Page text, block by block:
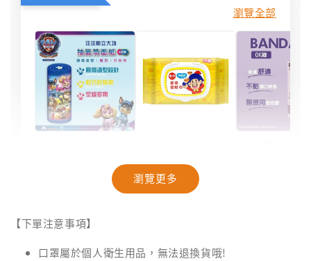
瀏覽全部
筒面紙｜40抽
NT$ 29
乖聯名款濕紙巾
｜乖乖發財巾｜
28抽/88抽
NT$ 30
瀏覽更多
【下單注意事項】
口罩屬於個人衛生用品，無法退換貨哦!